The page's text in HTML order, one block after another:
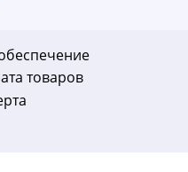
товаров